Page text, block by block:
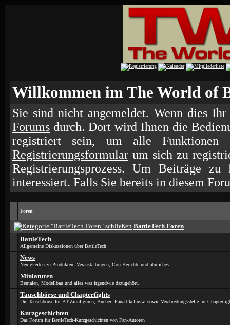
Willkommen im The World of
Sie sind nicht angemeldet. Wenn dies
Forums durch. Dort wird Ihnen die
registriert sein, um alle Funktionen
Registrierungsformular um sich zu
Registrierungsprozess. Um Beiträge
interessiert. Falls Sie bereits in diesem
Foren
BattleTech Foren
BattleTech
Allgemeine Diskussionen über BattleTech
News
Neuigkeiten zu Produkten, Veranstaltungen, Con-Berichte und ähnliches
Miniaturen
Bemalen, Modellbau und alles was irgendwie dazugehört.
Tauschbörse und Chapterfights
Die Tauschbörse für BT-Zinnfiguren, Bücher, Fanartikel usw. sowie Verabredungsstelle für
Kurzgeschichten
Das Forum für BattleTech-Kurzgeschichten von Fan-Autoren